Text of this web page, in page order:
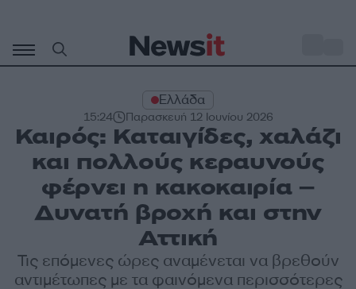
περιεχόμενο
Ελλάδα
15:24 Παρασκευή 12 Ιουνίου 2026
Καιρός: Καταιγίδες, χαλάζι
και πολλούς κεραυνούς
φέρνει η κακοκαιρία –
Δυνατή βροχή και στην
Αττική
Τις επόμενες ώρες αναμένεται να βρεθούν
αντιμέτωπες με τα φαινόμενα περισσότερες